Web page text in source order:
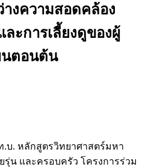
งความสอดคล้อง
ะการเลี้ยงดูของผู้
นตอนต้น
.บ. หลักสูตรวิทยาศาสตร์มหา
น และครอบครัว โครงการร่วม